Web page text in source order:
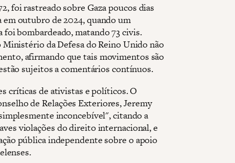
foi rastreado sobre Gaza poucos dias
outubro de 2024, quando um
bombardeado, matando 73 civis.
da Defesa do Reino Unido não
afirmando que tais movimentos são
sujeitos a comentários contínuos.
críticas de ativistas e políticos. O
de Relações Exteriores, Jeremy
inconcebível", citando a
violações do direito internacional, e
pública independente sobre o apoio